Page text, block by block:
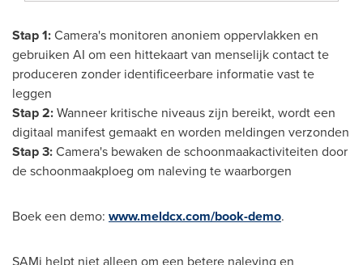
Stap 1:Camera's monitoren anoniem oppervlakken en
gebruiken AI om een hittekaart van menselijk contact te
produceren zonder identificeerbare informatie vast te
leggen
Stap 2:Wanneer kritische niveaus zijn bereikt, wordt een
digitaal manifest gemaakt en worden meldingen verzonden
Stap 3:Camera's bewaken de schoonmaakactiviteiten door
de schoonmaakploeg om naleving te waarborgen
Boek een demo: www.meldcx.com/book-demo.
SAMi helpt niet alleen om een betere naleving en